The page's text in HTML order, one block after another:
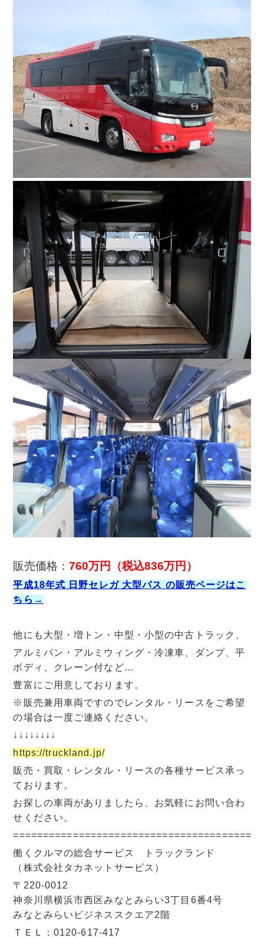
販売価格：760万円（税込836万円）
平成18年式 日野セレガ 大型バス の販売ページはこ
ちら→
他にも大型・増トン・中型・小型の中古トラック、
アルミバン・アルミウィング・冷凍車、ダンプ、平
ボディ、クレーン付など…
豊富にご用意しております。
※販売兼用車両ですのでレンタル・リースをご希望
の場合は一度ご連絡ください。
↓↓↓↓↓↓↓↓
https://truckland.jp/
販売・買取・レンタル・リースの各種サービス承っ
ております。
お探しの車両がありましたら、お気軽にお問い合わ
せください。
=========================================
働くクルマの総合サービス トラックランド
（株式会社タカネットサービス）
〒220-0012
神奈川県横浜市西区みなとみらい3丁目6番4号
みなとみらいビジネススクエア2階
ＴＥＬ：0120-617-417